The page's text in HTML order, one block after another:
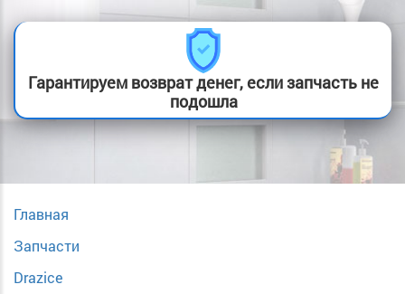
Гарантируем возврат денег, если запчасть не
подошла
Главная
Запчасти
Drazice